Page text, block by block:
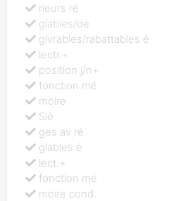
rieurs ré
glables/dé
givrables/rabattables é
lectr.+
position j/n+
fonction mé
moire
Siè
ges av ré
glables é
lect.+
fonction mé
moire cond.